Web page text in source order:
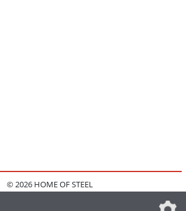
© 2026 HOME OF STEEL
IMPRESSUM